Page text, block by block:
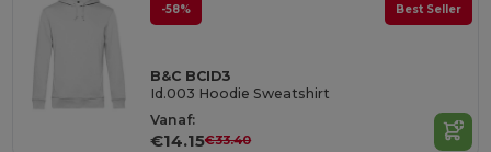
-58% Best Seller
B&C BCID3
Id.003 Hoodie Sweatshirt
Vanaf:
€14.15€33.40